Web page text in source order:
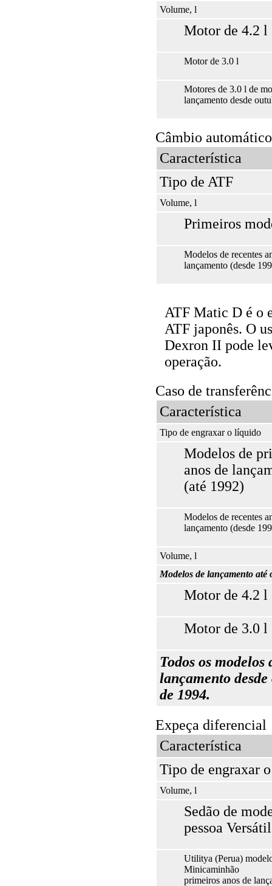
Volume, l
Motor de 4.2 l
Motor de 3.0 l
Motores de 3.0 l de
lançamento desde
Câmbio automático
Característica
Tipo de ATF
Volume, l
Primeiros
Modelos de recentes
lançamento (desde
ATF Matic D é o
ATF japonês. O
Dexron II pode
operação.
Caso de
Característica
Tipo de engraxar o líquido
Modelos de
anos de
(até 1992)
Modelos de recentes
lançamento (desde
Volume, l
Modelos de lançamento até
Motor de 4.2 l
Motor de 3.0 l
Todos os modelos
lançamento
de 1994.
Expeça diferencial
Característica
Tipo de engraxar
Volume, l
Sedão de
pessoa Versátil
Utilitya (Perua)
Minicaminhão
primeiros anos de